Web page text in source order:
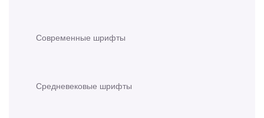
Современные шрифты
Средневековые шрифты